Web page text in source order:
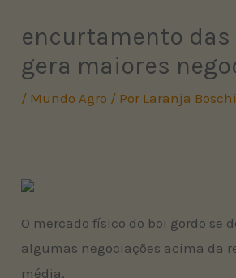
encurtamento das
gera maiores
/ Mundo Agro / Por Laranja
O mercado físico do boi gordo se
algumas negociações acima da
média.